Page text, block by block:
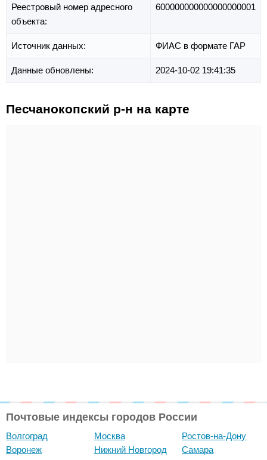
Реестровый номер адресного
объекта:
600000000000000000001
Источник данных: ФИАС в формате ГАР
Данные обновлены: 2024-10-02 19:41:35
Песчанокопский р-н на карте
Почтовые индексы городов России
Волгоград
Воронеж
Москва
Нижний Новгород
Ростов-на-Дону
Самара